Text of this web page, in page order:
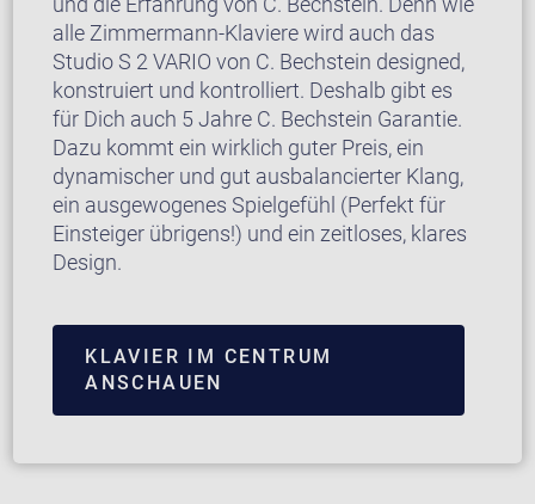
alle Zimmermann-Klaviere wird auch das
Studio S 2 VARIO von C. Bechstein designed,
konstruiert und kontrolliert. Deshalb gibt es
für Dich auch 5 Jahre C. Bechstein Garantie.
Dazu kommt ein wirklich guter Preis, ein
dynamischer und gut ausbalancierter Klang,
ein ausgewogenes Spielgefühl (Perfekt für
Einsteiger übrigens!) und ein zeitloses, klares
Design.
KLAVIER IM CENTRUM
ANSCHAUEN